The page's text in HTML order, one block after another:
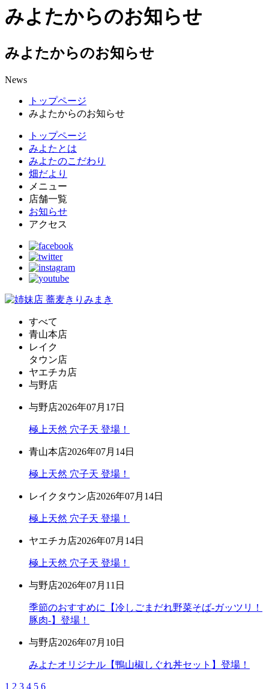
みよたからのお知らせ
みよたからのお知らせ
News
トップページ
みよたからのお知らせ
トップページ
みよたとは
みよたのこだわり
畑だより
メニュー
店舗一覧
お知らせ
アクセス
すべて
青山本店
レイク
タウン店
ヤエチカ店
与野店
与野店2026年07月17日
極上天然 穴子天 登場！
青山本店2026年07月14日
極上天然 穴子天 登場！
レイクタウン店2026年07月14日
極上天然 穴子天 登場！
ヤエチカ店2026年07月14日
極上天然 穴子天 登場！
与野店2026年07月11日
季節のおすすめに【冷しごまだれ野菜そば-ガッツリ！
豚肉-】登場！
与野店2026年07月10日
みよたオリジナル【鴨山椒しぐれ丼セット】登場！
1 2 3 4 5 6